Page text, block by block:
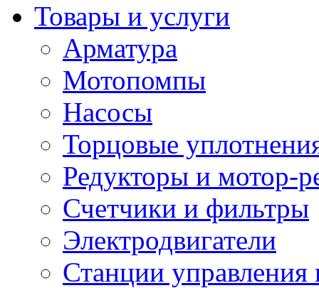
Товары и услуги
Арматура
Мотопомпы
Насосы
Торцовые
Редукторы и мотор-
Счетчики и фильтры
Электродвигатели
Станции управления